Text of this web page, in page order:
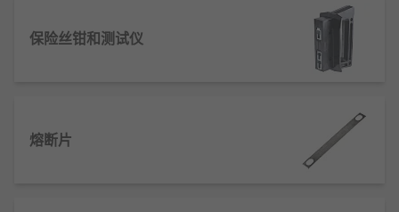
导致这种情况的原因可能是熔断器座与熔断器接触不
量，导致熔断器座熔化。这种情况可能不是即时的，
安装后可能会突然发生。
保险丝钳和测试仪
熔断片